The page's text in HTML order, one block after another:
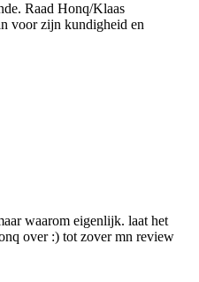
Raad Honq/Klaas
voor zijn kundigheid en
waarom eigenlijk. laat het
over :) tot zover mn review